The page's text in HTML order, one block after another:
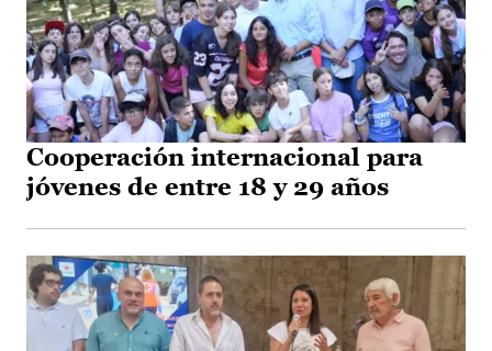
Cooperación internacional para
jóvenes de entre 18 y 29 años